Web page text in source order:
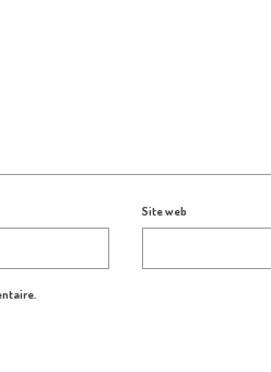
Site web